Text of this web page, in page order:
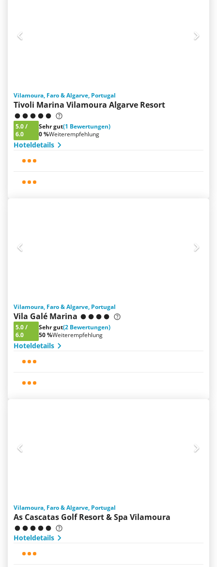
Vilamoura, Faro & Algarve, Portugal
Tivoli Marina Vilamoura Algarve Resort
5.0/
6.0
Sehr gut(1 Bewertungen)
0 %Weiterempfehlung
Hoteldetails
Vilamoura, Faro & Algarve, Portugal
Vila Galé Marina
5.0/
6.0
Sehr gut(2 Bewertungen)
50 %Weiterempfehlung
Hoteldetails
Vilamoura, Faro & Algarve, Portugal
As Cascatas Golf Resort & Spa Vilamoura
Hoteldetails